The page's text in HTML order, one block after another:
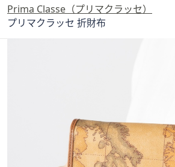
名
か
用
可
Prima Classe（プリマクラッセ）
プリマクラッセ 折財布